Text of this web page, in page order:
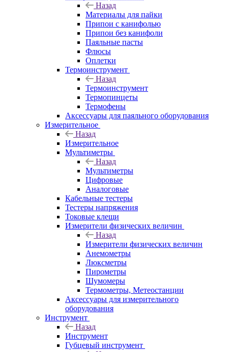
Назад
Материалы для пайки
Припои с канифолью
Припои без канифоли
Паяльные пасты
Флюсы
Оплетки
Термоинструмент
Назад
Термоинструмент
Термопинцеты
Термофены
Аксессуары для паяльного оборудования
Измерительное
Назад
Измерительное
Мультиметры
Назад
Мультиметры
Цифровые
Аналоговые
Кабельные тестеры
Тестеры напряжения
Токовые клещи
Измерители физических величин
Назад
Измерители физических величин
Анемометры
Люксметры
Пирометры
Шумомеры
Термометры, Метеостанции
Аксессуары для измерительного
оборудования
Инструмент
Назад
Инструмент
Губцевый инструмент